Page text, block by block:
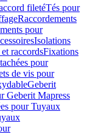
filetéTés pour
Raccordements
pour
Isolations
raccordsFixations
pour
de vis pour
Geberit
Geberit Mapress
pour Tuyaux